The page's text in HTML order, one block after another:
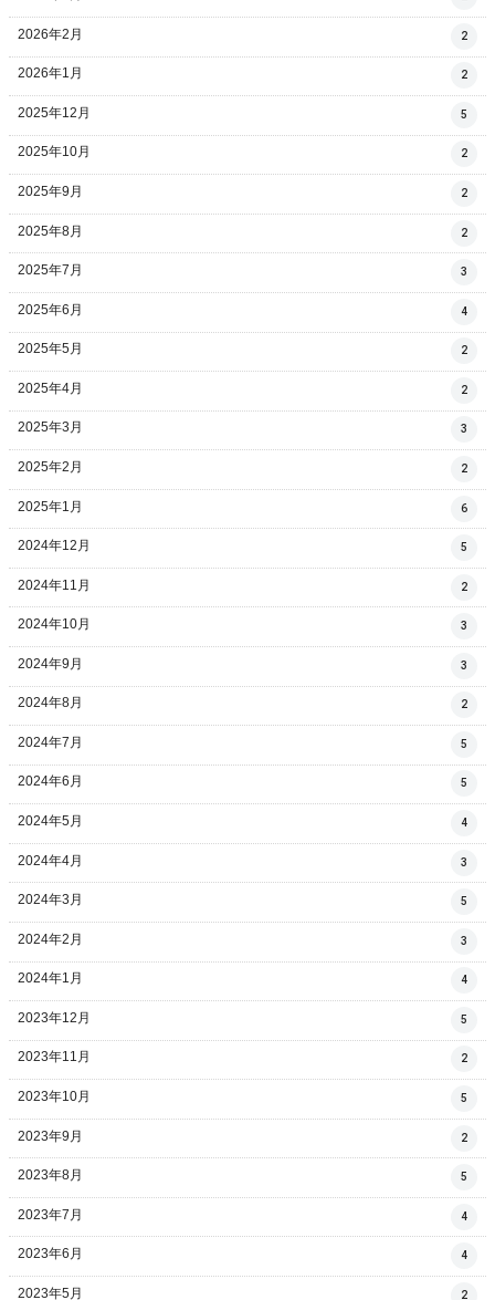
2026年2月 2
2026年1月 2
2025年12月 5
2025年10月 2
2025年9月 2
2025年8月 2
2025年7月 3
2025年6月 4
2025年5月 2
2025年4月 2
2025年3月 3
2025年2月 2
2025年1月 6
2024年12月 5
2024年11月 2
2024年10月 3
2024年9月 3
2024年8月 2
2024年7月 5
2024年6月 5
2024年5月 4
2024年4月 3
2024年3月 5
2024年2月 3
2024年1月 4
2023年12月 5
2023年11月 2
2023年10月 5
2023年9月 2
2023年8月 5
2023年7月 4
2023年6月 4
2023年5月 2